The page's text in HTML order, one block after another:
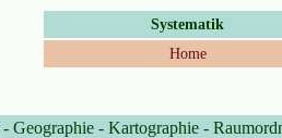
Systematik
Home
- Geographie - Kartographie -